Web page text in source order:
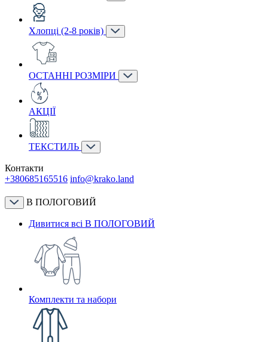
Хлопці (2-8 років)
ОСТАННІ РОЗМІРИ
АКЦІЇ
ТЕКСТИЛЬ
Контакти
+380685165516 info@krako.land
В ПОЛОГОВИЙ
Дивитися всі В ПОЛОГОВИЙ
Комплекти та набори